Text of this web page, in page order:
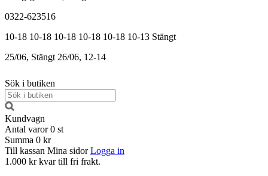
0322-623516
10-18 10-18 10-18 10-18 10-18 10-13 Stängt
25/06, Stängt 26/06, 12-14
Sök i butiken
Kundvagn
Antal varor 0 st
Summa 0 kr
Till kassan Mina sidor Logga in
1.000 kr kvar till fri frakt.